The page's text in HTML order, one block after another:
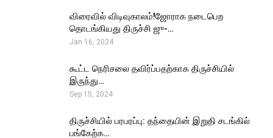
விரைவில் விடிவுகாலம்!ஜோராக நடைபெற
தொடங்கியது திருச்சி ஜு-…
Jan 16, 2024
கூட்ட நெரிசலை தவிர்ப்பதற்காக திருச்சியில்
இருந்து…
Sep 15, 2024
திருச்சியில் பரபரப்பு: தந்தையின் இறுதி சடங்கில்
பங்கேற்க…